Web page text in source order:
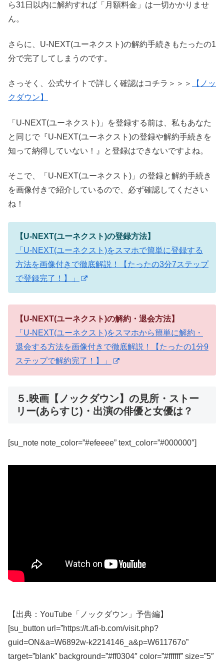
ら31日以内に解約すれば「月額料金」は一切かかりませ
ん。
さらに、U-NEXT(ユーネクスト)の解約手続きもたったの1
分で完了してしまうのです。
さっそく、公式サイトで詳しく確認はコチラ＞＞＞
【ノッ
クダウン】
「U-NEXT(ユーネクスト)」を登録する前は、私もあなた
と同じで『U-NEXT(ユーネクスト)の登録や解約手続きを
知って納得していない！』と登録はできないですよね。
そこで、「U-NEXT(ユーネクスト)」の登録と解約手続き
を画像付きで紹介しているので、必ず確認してください
ね！
【U-NEXT(ユーネクスト)の登録方法】
「U-NEXT(ユーネクスト)をスマホで簡単に登録する
方法を画像付きで徹底解説！【たったの3分7ステップ
で登録完了！】」
【U-NEXT(ユーネクスト)の解約・退会方法】
「U-NEXT(ユーネクスト)をスマホから簡単に解約・
退会する方法を画像付きで徹底解説！【たったの1分9
ステップで解約完了！】」
５.映画【ノックダウン】の見所・ストー
リー(あらすじ)・出演の俳優と女優は？
[su_note note_color=”#efeeee” text_color=”#000000″]
【出典：YouTube「ノックダウン」予告編】
[su_button url=”https://t.afi-b.com/visit.php?
guid=ON&a=W6892w-k2214146_a&p=W611767o”
target=”blank” background=”#ff0304″ color=”#ffffff” size=”5″